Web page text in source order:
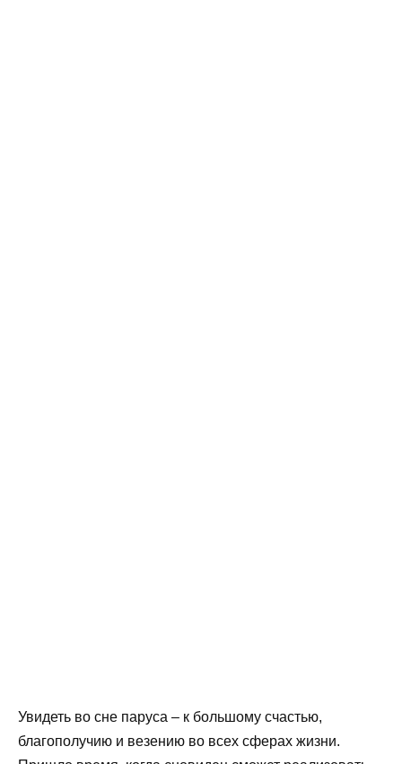
Увидеть во сне паруса – к большому счастью,
благополучию и везению во всех сферах жизни.